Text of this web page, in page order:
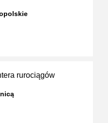
rurociągów